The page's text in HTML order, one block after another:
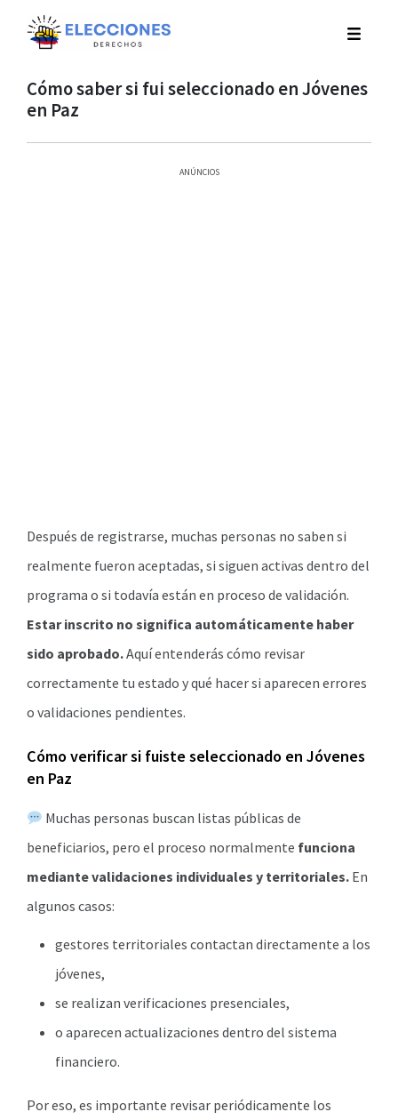
Cómo saber si fui seleccionado en Jóvenes
en Paz
ANÚNCIOS
Después de registrarse, muchas personas no saben si
realmente fueron aceptadas, si siguen activas dentro del
programa o si todavía están en proceso de validación.
Estar inscrito no significa automáticamente haber
sido aprobado.Aquí entenderás cómo revisar
correctamente tu estado y qué hacer si aparecen errores
o validaciones pendientes.
Cómo verificar si fuiste seleccionado en Jóvenes
en Paz
Muchas personas buscan listas públicas de
beneficiarios, pero el proceso normalmente funciona
mediante validaciones individuales y territoriales. En
algunos casos:
gestores territoriales contactan directamente a los
jóvenes,
se realizan verificaciones presenciales,
o aparecen actualizaciones dentro del sistema
financiero.
Por eso, es importante revisar periódicamente los